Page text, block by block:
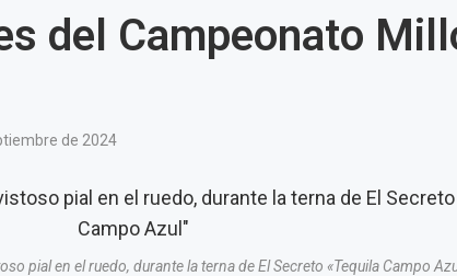
del Campeonato
de 2024
pial en el ruedo, durante la terna de El Secreto «Tequila Campo